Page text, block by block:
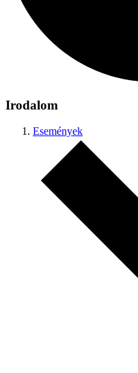
Irodalom
Események